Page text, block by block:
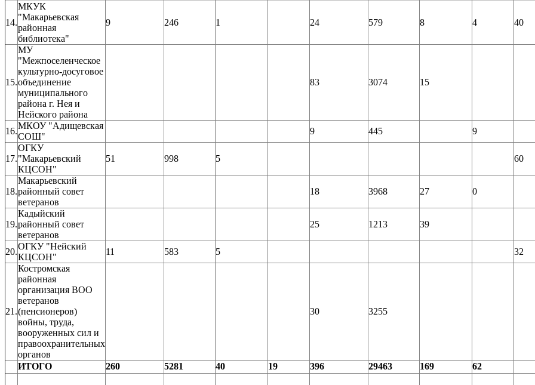
14.
МКУК
"Макарьевская
районная
библиотека"
9 246 1 24 579 8 4 40
15.
МУ
"Межпоселенческое
культурно-досуговое
объединение
муниципального
района г. Нея и
Нейского района
83 3074 15
16.
МКОУ "Адищевская
СОШ"
9 445 9
17.
ОГКУ
"Макарьевский
КЦСОН"
51 998 5 60
18.
Макарьевский
районный совет
ветеранов
18 3968 27 0
19.
Кадыйский
районный совет
ветеранов
25 1213 39
20.
ОГКУ "Нейский
КЦСОН"
11 583 5 32
21.
Костромская
районная
организация ВОО
ветеранов
(пенсионеров)
войны, труда,
вооруженных сил и
правоохранительных
органов
30 3255
ИТОГО 260 5281 40 19 396 29463 169 62